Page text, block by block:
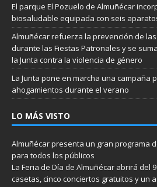
El parque El Pozuelo de Almuñécar
biosaludable equipada con seis
Almuñécar refuerza la prevención de
durante las Fiestas Patronales y se
la Junta contra la violencia de género
La Junta pone en marcha una campaña
ahogamientos durante el verano
LO MÁS VISTO
Almuñécar presenta un gran programa
para todos los públicos
La Feria de Día de Almuñécar abrirá del
casetas, cinco conciertos gratuitos y un